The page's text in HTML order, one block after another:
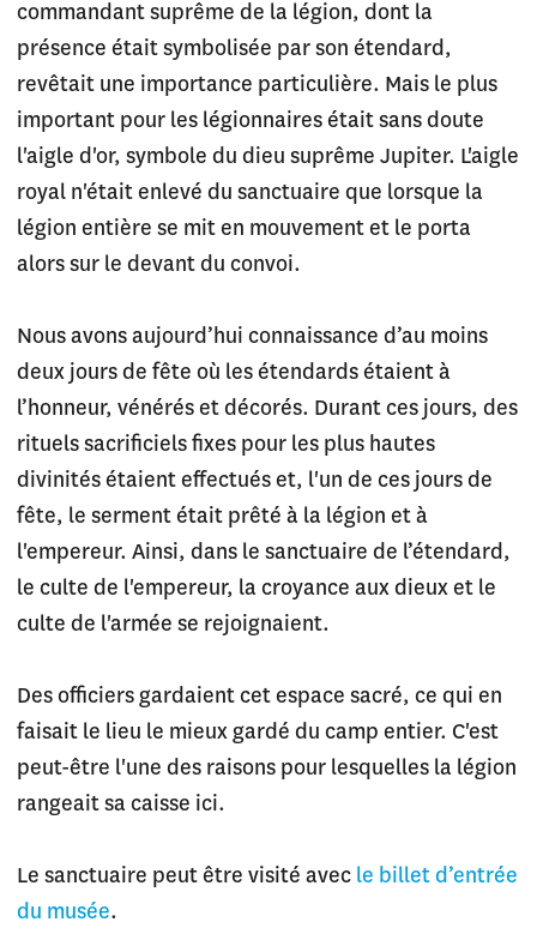
commandant suprême de la légion, dont la
présence était symbolisée par son étendard,
revêtait une importance particulière. Mais le plus
important pour les légionnaires était sans doute
l'aigle d'or, symbole du dieu suprême Jupiter. L'aigle
royal n'était enlevé du sanctuaire que lorsque la
légion entière se mit en mouvement et le porta
alors sur le devant du convoi.
Nous avons aujourd’hui connaissance d’au moins
deux jours de fête où les étendards étaient à
l’honneur, vénérés et décorés. Durant ces jours, des
rituels sacrificiels fixes pour les plus hautes
divinités étaient effectués et, l'un de ces jours de
fête, le serment était prêté à la légion et à
l'empereur. Ainsi, dans le sanctuaire de l’étendard,
le culte de l'empereur, la croyance aux dieux et le
culte de l'armée se rejoignaient.
Des officiers gardaient cet espace sacré, ce qui en
faisait le lieu le mieux gardé du camp entier. C'est
peut-être l'une des raisons pour lesquelles la légion
rangeait sa caisse ici.
Le sanctuaire peut être visité avec le billet d’entrée
du musée.